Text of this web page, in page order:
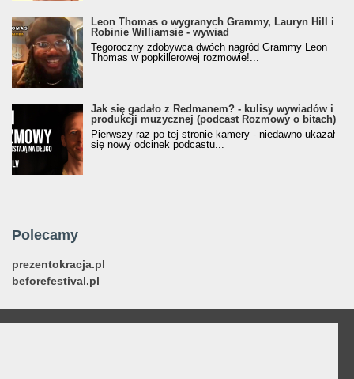
Leon Thomas o wygranych Grammy, Lauryn Hill i
Robinie Williamsie - wywiad
Tegoroczny zdobywca dwóch nagród Grammy Leon
Thomas w popkillerowej rozmowie!...
Jak się gadało z Redmanem? - kulisy wywiadów i
produkcji muzycznej (podcast Rozmowy o bitach)
Pierwszy raz po tej stronie kamery - niedawno ukazał
się nowy odcinek podcastu...
Polecamy
prezentokracja.pl
beforefestival.pl